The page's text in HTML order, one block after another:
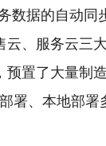
数据的自动同
云、服务云三
置了大量制
署、本地部署